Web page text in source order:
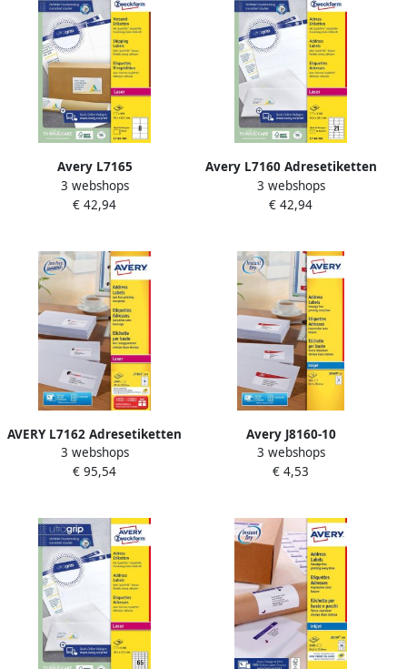
Avery L7165
Verzendetiketten Laser
Ultragrip wit 100 vellen 8
3 webshops
€ 42,94
Avery L7160 Adresetiketten
Laser Ultragrip wit 100
vellen 21 per vel 63 5 x 38 1
3 webshops
€ 42,94
AVERY L7162 Adresetiketten
Laser Ultragrip wit 250
vellen 16 per vel 99 1 x 33 9
3 webshops
€ 95,54
Avery J8160-10
adresetiketten ft 63 5 x 38 1
mm (b x h) 210 etiketten
3 webshops
€ 4,53